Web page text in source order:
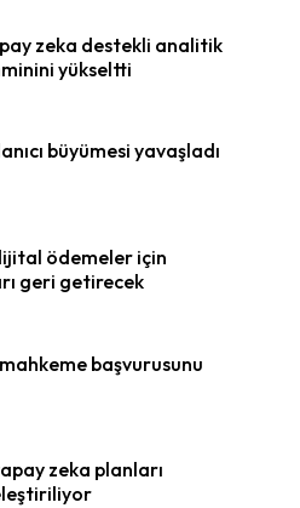
zeka destekli analitik
yükseltti
büyümesi yavaşladı
ödemeler için
geri getirecek
başvurusunu
zeka planları